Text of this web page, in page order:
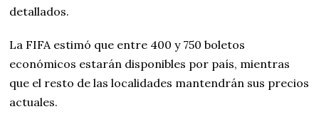
detallados.
La FIFA estimó que entre 400 y 750 boletos
económicos estarán disponibles por país, mientras
que el resto de las localidades mantendrán sus precios
actuales.